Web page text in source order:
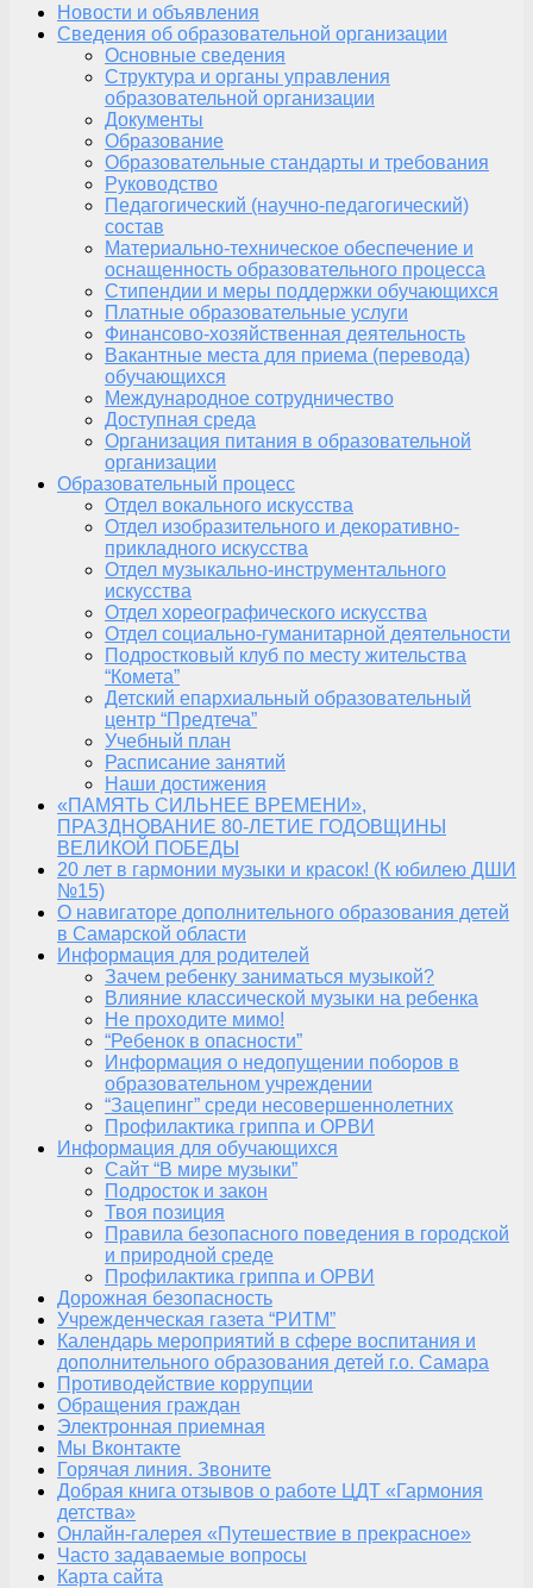
Новости и объявления
Сведения об образовательной организации
Основные сведения
Структура и органы управления
образовательной организации
Документы
Образование
Образовательные стандарты и требования
Руководство
Педагогический (научно-педагогический)
состав
Материально-техническое обеспечение и
оснащенность образовательного процесса
Стипендии и меры поддержки обучающихся
Платные образовательные услуги
Финансово-хозяйственная деятельность
Вакантные места для приема (перевода)
обучающихся
Международное сотрудничество
Доступная среда
Организация питания в образовательной
организации
Образовательный процесс
Отдел вокального искусства
Отдел изобразительного и декоративно-
прикладного искусства
Отдел музыкально-инструментального
искусства
Отдел хореографического искусства
Отдел социально-гуманитарной деятельности
Подростковый клуб по месту жительства
“Комета”
Детский епархиальный образовательный
центр “Предтеча”
Учебный план
Расписание занятий
Наши достижения
«ПАМЯТЬ СИЛЬНЕЕ ВРЕМЕНИ»,
ПРАЗДНОВАНИЕ 80-ЛЕТИЕ ГОДОВЩИНЫ
ВЕЛИКОЙ ПОБЕДЫ
20 лет в гармонии музыки и красок! (К юбилею ДШИ
№15)
О навигаторе дополнительного образования детей
в Самарской области
Информация для родителей
Зачем ребенку заниматься музыкой?
Влияние классической музыки на ребенка
Не проходите мимо!
“Ребенок в опасности”
Информация о недопущении поборов в
образовательном учреждении
“Зацепинг” среди несовершеннолетних
Профилактика гриппа и ОРВИ
Информация для обучающихся
Сайт “В мире музыки”
Подросток и закон
Твоя позиция
Правила безопасного поведения в городской
и природной среде
Профилактика гриппа и ОРВИ
Дорожная безопасность
Учрежденческая газета “РИТМ”
Календарь мероприятий в сфере воспитания и
дополнительного образования детей г.о. Самара
Противодействие коррупции
Обращения граждан
Электронная приемная
Мы Вконтакте
Горячая линия. Звоните
Добрая книга отзывов о работе ЦДТ «Гармония
детства»
Онлайн-галерея «Путешествие в прекрасное»
Часто задаваемые вопросы
Карта сайта